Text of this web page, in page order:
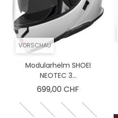
VORSCHAU
Modularhelm SHOEI
NEOTEC 3...
699,00 CHF